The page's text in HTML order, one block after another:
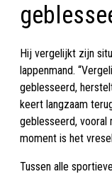
Hij vergelijkt zijn
lappenmand.
geblesseerd,
keert langzaam
geblesseerd, vooral
moment is het
Tussen alle